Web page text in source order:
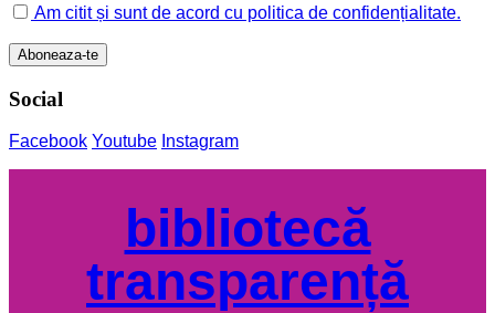
Am citit și sunt de acord cu politica de confidențialitate.
Social
Facebook Youtube Instagram
bibliotecă
transparență